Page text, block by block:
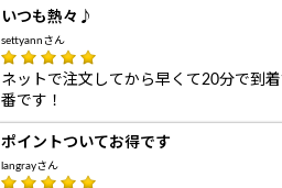
いつも熱々♪
settyannさん
ネットで注文してから早くて20分で到
番です！
ポイントついてお得です
langrayさん